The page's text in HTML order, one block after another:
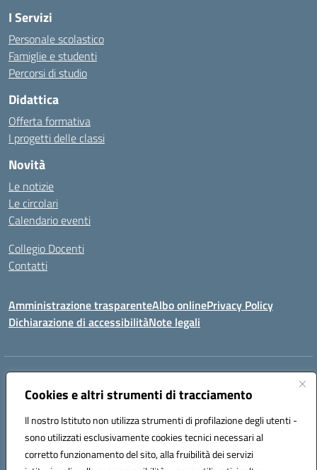
Cookies e altri strumenti di tracciamento
Il nostro Istituto non utilizza strumenti di profilazione degli utenti -
sono utilizzati esclusivamente cookies tecnici necessari al
corretto funzionamento del sito, alla fruibilità dei servizi
I Servizi
Personale scolastico
Famiglie e studenti
Percorsi di studio
Didattica
Offerta formativa
I progetti delle classi
Novità
Le notizie
Le circolari
Calendario eventi
Collegio Docenti
Contatti
Amministrazione trasparenteAlbo onlinePrivacy Policy
Dichiarazione di accessibilitàNote legali
Indirizzo:
Centralino:+39 0836.341064 Email:leic81300l@istruzione.it
Codice fiscale: 92012610751
Codice meccanografico:
LEIC81300L
Codice unico di fatturazione (CUF): UF1W44